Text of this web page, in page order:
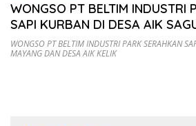
WONGSO PT BELTIM INDUSTRI
SAPI KURBAN DI DESA AIK
DESA AIK KELIK
WONGSO PT BELTIM INDUSTRI PARK SERAHKAN
MAYANG DAN DESA AIK KELIK